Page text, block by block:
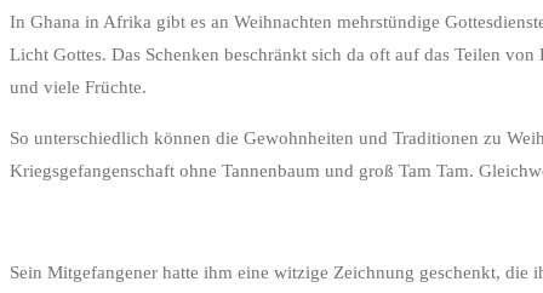
In Ghana in Afrika gibt es an Weihnachten mehrstündige
Licht Gottes. Das Schenken beschränkt sich da oft auf das Teilen
und viele Früchte.
So unterschiedlich können die Gewohnheiten und Traditionen zu
Kriegsgefangenschaft ohne Tannenbaum und groß Tam Tam.
Sein Mitgefangener hatte ihm eine witzige Zeichnung geschenkt,